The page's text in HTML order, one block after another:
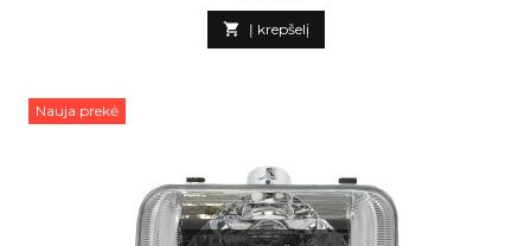
 Į krepšelį
Nauja prekė